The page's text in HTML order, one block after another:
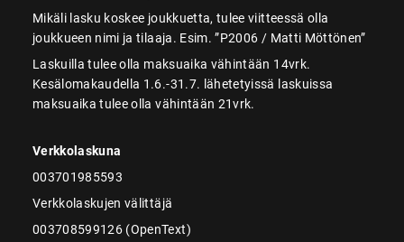
Mikäli lasku koskee joukkuetta, tulee viitteessä olla
joukkueen nimi ja tilaaja. Esim. ”P2006 / Matti Möttönen”
Laskuilla tulee olla maksuaika vähintään 14vrk.
Kesälomakaudella 1.6.-31.7. lähetetyissä laskuissa
maksuaika tulee olla vähintään 21vrk.
Verkkolaskuna
003701985593
Verkkolaskujen välittäjä
003708599126 (OpenText)